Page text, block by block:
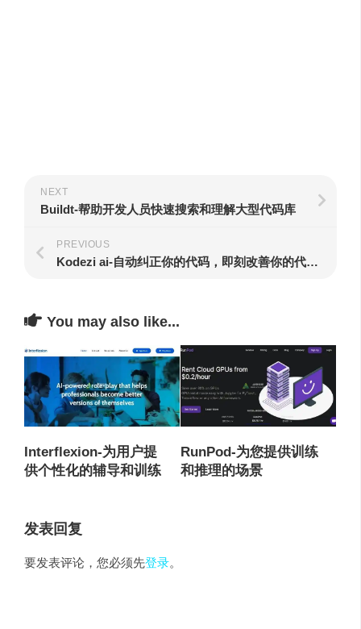
NEXT
Buildt-帮助开发人员快速搜索和理解大型代码库
PREVIOUS
Kodezi ai-自动纠正你的代码，即刻改善你的代码质量
You may also like...
Interflexion-为用户提
供个性化的辅导和训练
RunPod-为您提供训练
和推理的场景
发表回复
要发表评论，您必须先登录。